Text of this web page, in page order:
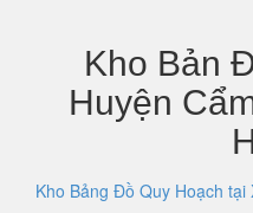
Kho Bản
Huyện
Kho Bảng Đồ Quy Hoạch tại